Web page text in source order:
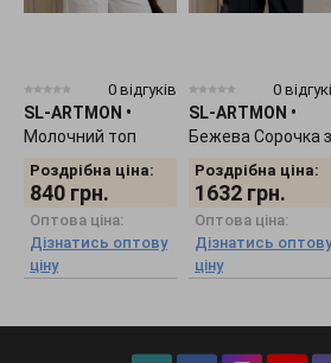
0 відгуків
SL-ARTMON •
Молочний топ
572.2
Роздрібна ціна:
840 грн.
Оптова ціна:
Дізнатись оптову
ціну
0
SL-ARTMON •
Бежева Сорочка з
шовку 590.3
Роздрібна ціна:
1632 грн.
Оптова ціна:
Дізнатись оптову
ціну